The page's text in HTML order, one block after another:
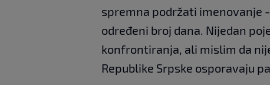
spremna podržati imenovanje
određeni broj dana. Nijedan
konfrontiranja, ali mislim da
Republike Srpske osporavaju